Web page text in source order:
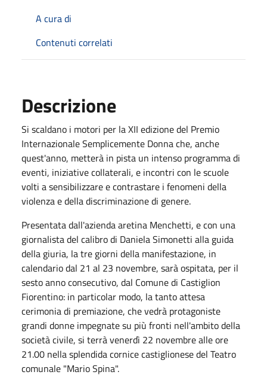
A cura di
Contenuti correlati
Descrizione
Si scaldano i motori per la XII edizione del Premio
Internazionale Semplicemente Donna che, anche
quest'anno, metterà in pista un intenso programma di
eventi, iniziative collaterali, e incontri con le scuole
volti a sensibilizzare e contrastare i fenomeni della
violenza e della discriminazione di genere.
Presentata dall'azienda aretina Menchetti, e con una
giornalista del calibro di Daniela Simonetti alla guida
della giuria, la tre giorni della manifestazione, in
calendario dal 21 al 23 novembre, sarà ospitata, per il
sesto anno consecutivo, dal Comune di Castiglion
Fiorentino: in particolar modo, la tanto attesa
cerimonia di premiazione, che vedrà protagoniste
grandi donne impegnate su più fronti nell'ambito della
società civile, si terrà venerdì 22 novembre alle ore
21.00 nella splendida cornice castiglionese del Teatro
comunale "Mario Spina".